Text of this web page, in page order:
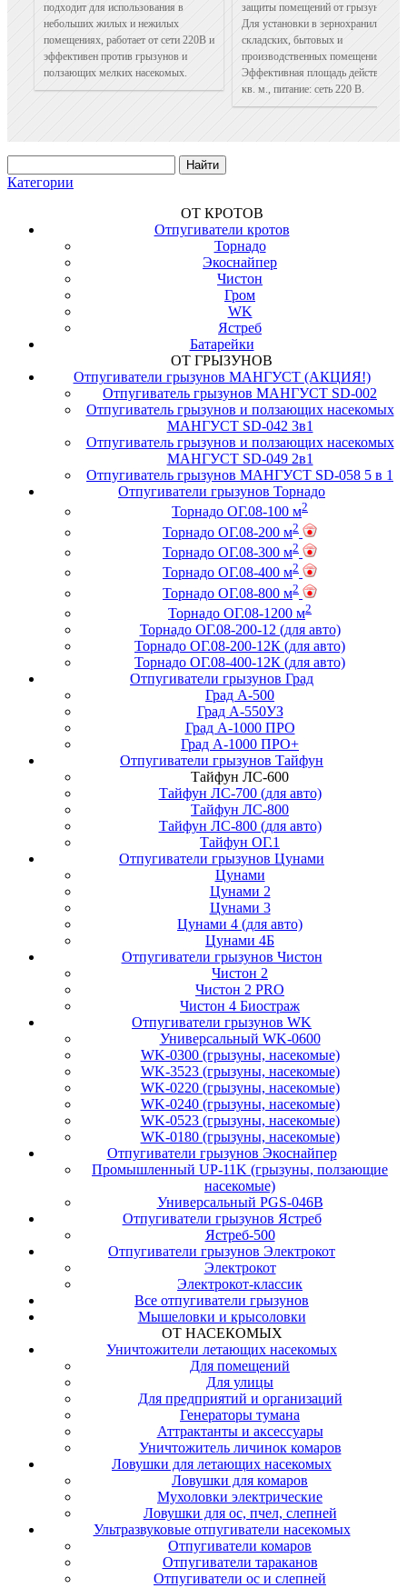
подходит для использования в
небольших жилых и нежилых
помещениях, работает от сети 220В и
эффективен против грызунов и
ползающих мелких насекомых.
защиты помещений от грызунов.
Для установки в зернохранилищах,
складских, бытовых и
производственных помещениях.
Эффективная площадь действия
кв. м., питание: сеть 220 В.
Категории
ОТ КРОТОВ
Отпугиватели кротов
Торнадо
Экоснайпер
Чистон
Гром
WK
Ястреб
Батарейки
ОТ ГРЫЗУНОВ
Отпугиватели грызунов МАНГУСТ (АКЦИЯ!)
Отпугиватель грызунов МАНГУСТ SD-002
Отпугиватель грызунов и ползающих насекомых
МАНГУСТ SD-042 3в1
Отпугиватель грызунов и ползающих насекомых
МАНГУСТ SD-049 2в1
Отпугиватель грызунов МАНГУСТ SD-058 5 в 1
Отпугиватели грызунов Торнадо
Торнадо ОГ.08-100 м2
Торнадо ОГ.08-200 м2
Торнадо ОГ.08-300 м2
Торнадо ОГ.08-400 м2
Торнадо ОГ.08-800 м2
Торнадо ОГ.08-1200 м2
Торнадо ОГ.08-200-12 (для авто)
Торнадо ОГ.08-200-12К (для авто)
Торнадо ОГ.08-400-12К (для авто)
Отпугиватели грызунов Град
Град А-500
Град А-550УЗ
Град А-1000 ПРО
Град А-1000 ПРО+
Отпугиватели грызунов Тайфун
Тайфун ЛС-600
Тайфун ЛС-700 (для авто)
Тайфун ЛС-800
Тайфун ЛС-800 (для авто)
Тайфун ОГ.1
Отпугиватели грызунов Цунами
Цунами
Цунами 2
Цунами 3
Цунами 4 (для авто)
Цунами 4Б
Отпугиватели грызунов Чистон
Чистон 2
Чистон 2 PRO
Чистон 4 Биостраж
Отпугиватели грызунов WK
Универсальный WK-0600
WK-0300 (грызуны, насекомые)
WK-3523 (грызуны, насекомые)
WK-0220 (грызуны, насекомые)
WK-0240 (грызуны, насекомые)
WK-0523 (грызуны, насекомые)
WK-0180 (грызуны, насекомые)
Отпугиватели грызунов Экоснайпер
Промышленный UP-11K (грызуны, ползающие
насекомые)
Универсальный PGS-046B
Отпугиватели грызунов Ястреб
Ястреб-500
Отпугиватели грызунов Электрокот
Электрокот
Электрокот-классик
Все отпугиватели грызунов
Мышеловки и крысоловки
ОТ НАСЕКОМЫХ
Уничтожители летающих насекомых
Для помещений
Для улицы
Для предприятий и организаций
Генераторы тумана
Аттрактанты и аксессуары
Уничтожитель личинок комаров
Ловушки для летающих насекомых
Ловушки для комаров
Мухоловки электрические
Ловушки для ос, пчел, слепней
Ультразвуковые отпугиватели насекомых
Отпугиватели комаров
Отпугиватели тараканов
Отпугиватели ос и слепней